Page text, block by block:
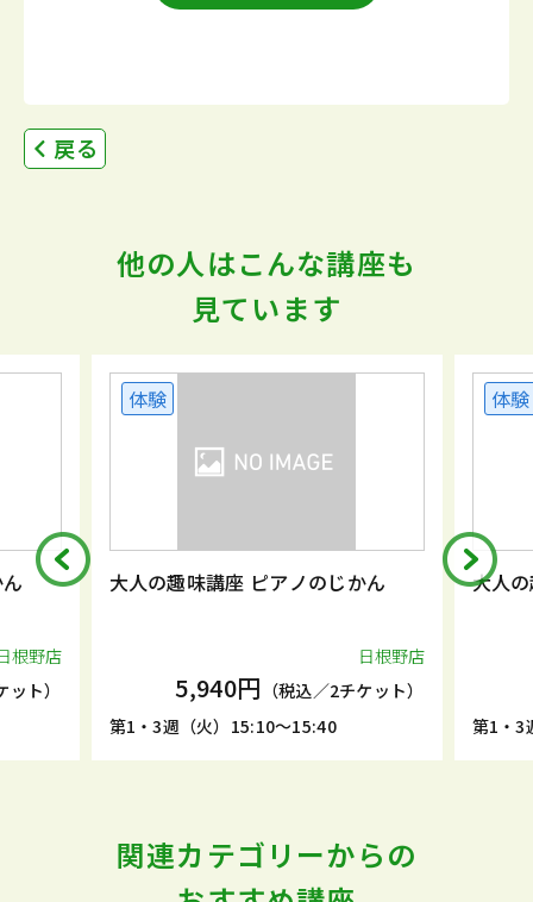
戻る
他の人はこんな講座も
見ています
根野店
ト）
体験
大人の趣味講座 ピアノのじかん
日根野店
5,940円 （税込／2チケット）
第1・3週（火）15:10～15:40
体験
大人
第1・3
関連カテゴリーからの